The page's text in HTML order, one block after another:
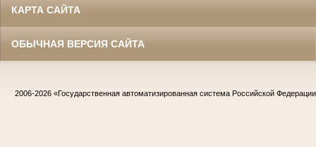
КАРТА САЙТА
ОБЫЧНАЯ ВЕРСИЯ САЙТА
2006-2026 «Государственная автоматизированная система Российской